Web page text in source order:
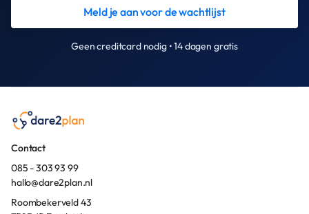
Meld je aan voor de wachtlijst
Geen creditcard nodig • 14 dagen gratis
Contact
085 - 303 93 99
hallo@dare2plan.nl
Roombekerveld 43